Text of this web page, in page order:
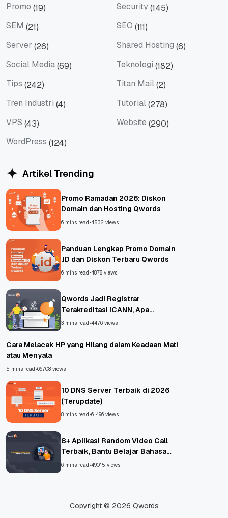
Promo (19) Security(145)
SEM (21) SEO (111)
Server (26) Shared Hosting (6)
Social Media(69) Teknologi (182)
Tips (242) Titan Mail(2)
Tren Industri (4) Tutorial(278)
VPS (43) Website (290)
WordPress (124)
Artikel Trending
Promo Ramadan 2026: Diskon
Domain dan Hosting Qwords
6 mins read•4532 views
Panduan Lengkap Promo Domain
.ID dan Diskon Terbaru Qwords
6 mins read•4878 views
Qwords Jadi Registrar
Terakreditasi ICANN, Apa
Untungnya?
3 mins read•4476 views
Cara Melacak HP yang Hilang dalam Keadaan Mati
atau Menyala
5 mins read•66708 views
10 DNS Server Terbaik di 2026
(Terupdate)
8 mins read•61496 views
8+ Aplikasi Random Video Call
Terbaik, Bantu Belajar Bahasa
Asing!
6 mins read•49015 views
Copyright © 2026 Qwords